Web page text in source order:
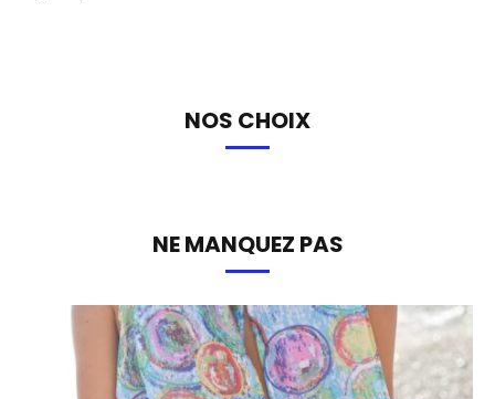
NOS CHOIX
NE MANQUEZ PAS